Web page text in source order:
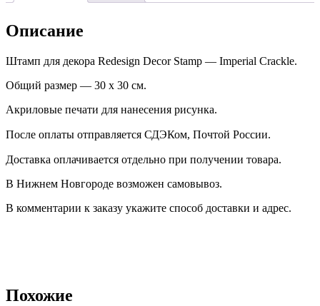
Описание
Штамп для декора Redesign Decor Stamp — Imperial Crackle.
Общий размер — 30 х 30 см.
Акриловые печати для нанесения рисунка.
После оплаты отправляется СДЭКом, Почтой России. ⠀
Доставка оплачивается отдельно при получении товара. ⠀
В Нижнем Новгороде возможен самовывоз.
В комментарии к заказу укажите способ доставки и адрес.
Похожие